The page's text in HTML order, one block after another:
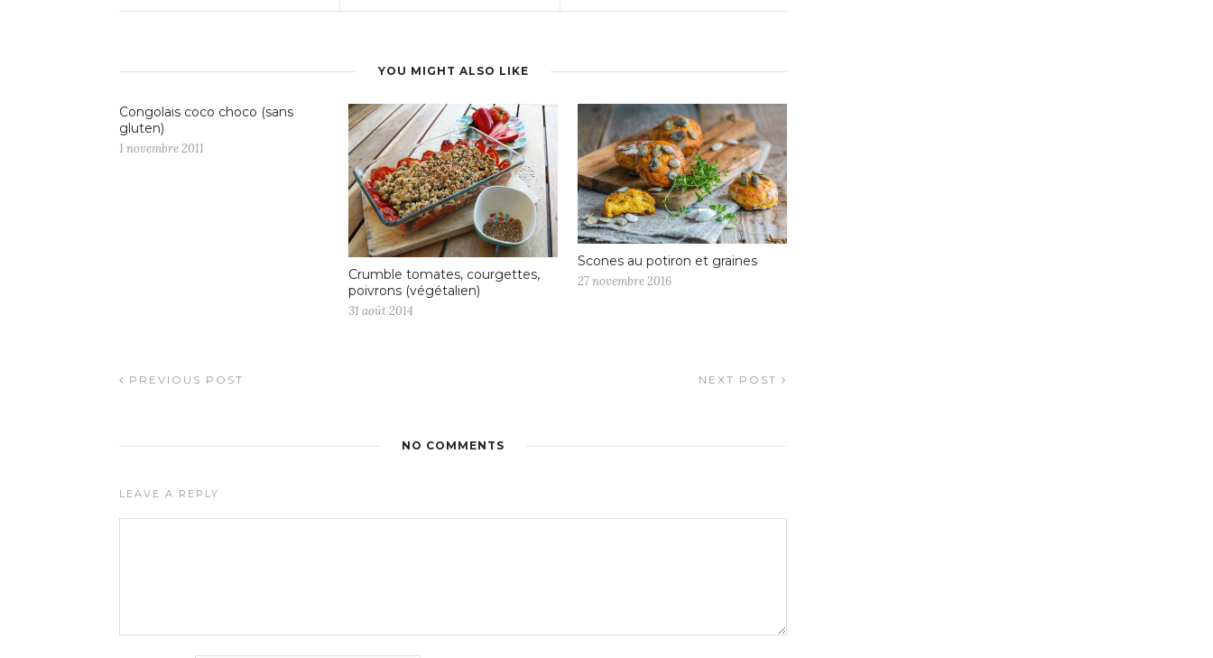
YOU MIGHT ALSO LIKE
Congolais coco choco (sans
gluten)
1 novembre 2011
Crumble tomates, courgettes,
poivrons (végétalien)
31 août 2014
Scones au potiron et graines
27 novembre 2016
PREVIOUS POST NEXT POST
NO COMMENTS
LEAVE A REPLY